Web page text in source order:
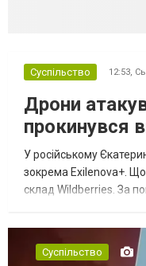
Суспільство 12:53,
Дрони
прокинувся
У російському
зокрема Exilenova+. Що
склад Wildberries. За
Суспільство